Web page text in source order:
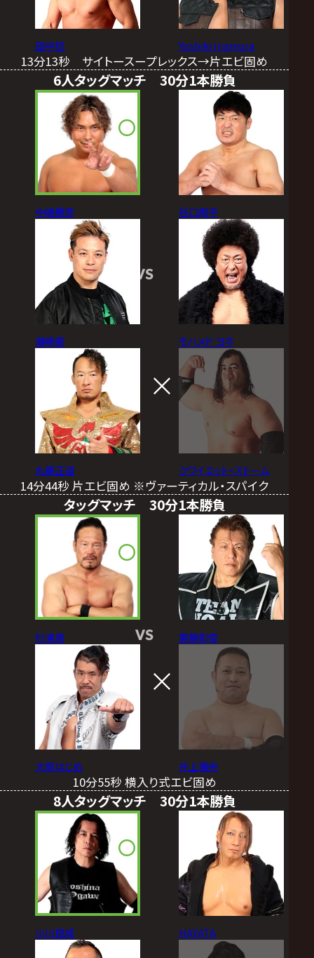
田中稔 Yoshiki Inamura
13分13秒 サイトースープレックス→片エビ固め
6人タッグマッチ 30分1本勝負
中嶋勝彦
潮崎豪
丸藤正道
VS
谷口周平
モハメド ヨネ
クワイエット・ストーム
14分44秒 片エビ固め ※ヴァーティカル・スパイク
タッグマッチ 30分1本勝負
杉浦貴
大原はじめ
VS 齋藤彰俊
井上雅央
10分55秒 横入り式エビ固め
8人タッグマッチ 30分1本勝負
小川良成 HAYATA